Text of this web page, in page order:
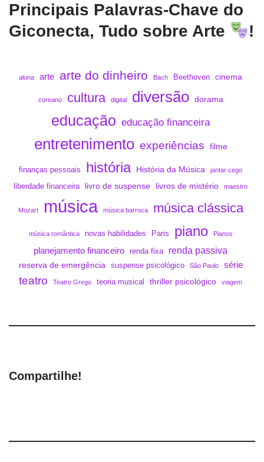
Principais Palavras-Chave do
Giconecta, Tudo sobre Arte
!
aluna arte arte do dinheiro Bach Beethoven cinema
coreano cultura digital diversão dorama
educação educação financeira
entretenimento experiências filme
finanças pessoais história História da Música jantar cego
liberdade financeira livro de suspense livros de mistério maestro
Mozart música música barroca música clássica
música romântica novas habilidades Paris piano Pianos
planejamento financeiro renda fixa renda passiva
reserva de emergência suspense psicológico São Paulo série
teatro Teatro Grego teoria musical thriller psicológico viagem
Compartilhe!